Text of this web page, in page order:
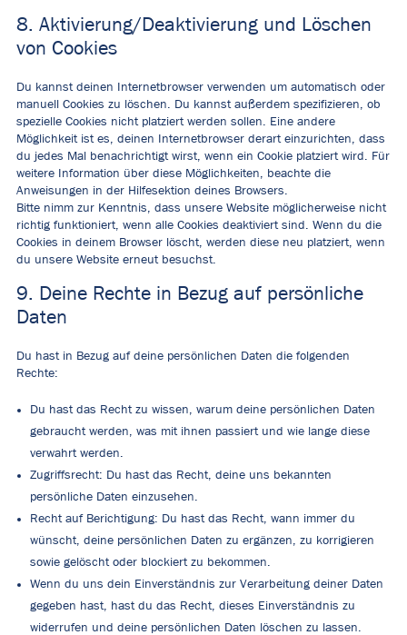
8. Aktivierung/Deaktivierung und Löschen
von Cookies
Du kannst deinen Internetbrowser verwenden um automatisch oder
manuell Cookies zu löschen. Du kannst außerdem spezifizieren, ob
spezielle Cookies nicht platziert werden sollen. Eine andere
Möglichkeit ist es, deinen Internetbrowser derart einzurichten, dass
du jedes Mal benachrichtigt wirst, wenn ein Cookie platziert wird. Für
weitere Information über diese Möglichkeiten, beachte die
Anweisungen in der Hilfesektion deines Browsers.
Bitte nimm zur Kenntnis, dass unsere Website möglicherweise nicht
richtig funktioniert, wenn alle Cookies deaktiviert sind. Wenn du die
Cookies in deinem Browser löscht, werden diese neu platziert, wenn
du unsere Website erneut besuchst.
9. Deine Rechte in Bezug auf persönliche
Daten
Du hast in Bezug auf deine persönlichen Daten die folgenden
Rechte:
Du hast das Recht zu wissen, warum deine persönlichen Daten
gebraucht werden, was mit ihnen passiert und wie lange diese
verwahrt werden.
Zugriffsrecht: Du hast das Recht, deine uns bekannten
persönliche Daten einzusehen.
Recht auf Berichtigung: Du hast das Recht, wann immer du
wünscht, deine persönlichen Daten zu ergänzen, zu korrigieren
sowie gelöscht oder blockiert zu bekommen.
Wenn du uns dein Einverständnis zur Verarbeitung deiner Daten
gegeben hast, hast du das Recht, dieses Einverständnis zu
widerrufen und deine persönlichen Daten löschen zu lassen.